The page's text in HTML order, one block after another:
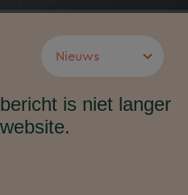
is niet langer